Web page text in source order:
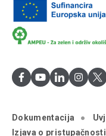
Dokumentacija
Izjava o pristupačnosti